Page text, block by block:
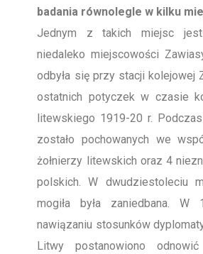
badania równolegle w kilku
Jednym z takich miejsc jest
niedaleko miejscowości
odbyła się przy stacji kolejowej
ostatnich potyczek w czasie
litewskiego 1919-20 r.
zostało pochowanych we
żołnierzy litewskich oraz 4
polskich. W dwudziestoleciu
mogiła była zaniedbana. W
nawiązaniu stosunków
Litwy postanowiono odnowić